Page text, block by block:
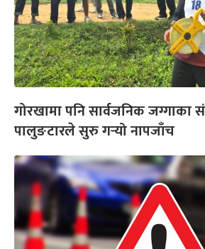
गोरखामा पनि सार्वजनिक जग्गाका
पालुङटारले सुरु गर्‍यो नापजाँच